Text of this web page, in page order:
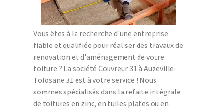
Vous êtes à la recherche d'une entreprise
fiable et qualifiée pour réaliser des travaux de
renovation et d'aménagement de votre
toiture ? La société Couvreur 31 à Auzeville-
Tolosane 31 est à votre service ! Nous
sommes spécialisés dans la refaite intégrale
de toitures en zinc, en tuiles plates ou en